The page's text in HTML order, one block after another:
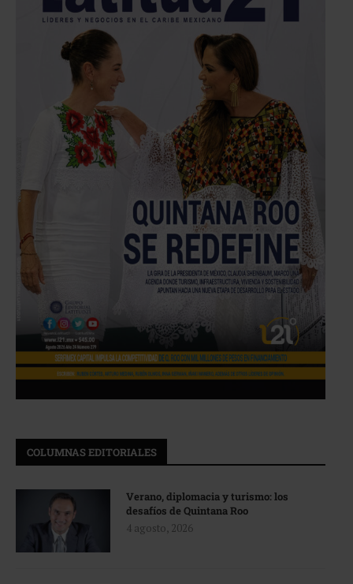
COLUMNAS EDITORIALES
Verano, diplomacia y turismo: los
desafíos de Quintana Roo
4 agosto, 2026